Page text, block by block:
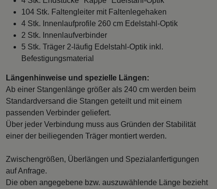
104 Stk. Faltengleiter mit Faltenlegehaken
4 Stk. Innenlaufprofile 260 cm Edelstahl-Optik
2 Stk. Innenlaufverbinder
5 Stk. Träger 2-läufig Edelstahl-Optik inkl.
Befestigungsmaterial
Längenhinweise und spezielle Längen:
Ab einer Stangenlänge größer als 240 cm werden beim
Standardversand die Stangen geteilt und mit einem
passenden Verbinder geliefert.
Über jeder Verbindung muss aus Gründen der Stabilität
einer der beiliegenden Träger montiert werden.
Zwischengrößen, Überlängen und Spezialanfertigungen
auf Anfrage.
Die oben angegebene bzw. auszuwählende Länge bezieht